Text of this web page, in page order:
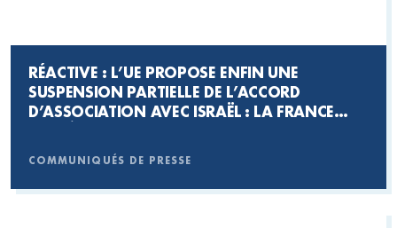
RÉACTIVE : L’UE PROPOSE ENFIN UNE
SUSPENSION PARTIELLE DE L’ACCORD
D’ASSOCIATION AVEC ISRAËL : LA FRANCE
COMMUNIQUÉS DE PRESSE